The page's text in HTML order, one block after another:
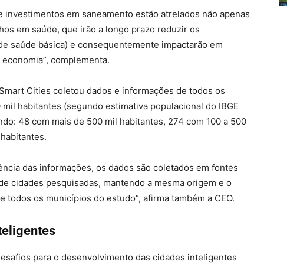
investimentos em saneamento estão atrelados não apenas
em saúde, que irão a longo prazo reduzir os
saúde básica) e consequentemente impactarão em
complementa.
Cities coletou dados e informações de todos os
habitantes (segundo estimativa populacional do IBGE
48 com mais de 500 mil habitantes, 274 com 100 a 500
das informações, os dados são coletados em fontes
cidades pesquisadas, mantendo a mesma origem e o
os municípios do estudo”, afirma também a CEO.
para o desenvolvimento das cidades inteligentes